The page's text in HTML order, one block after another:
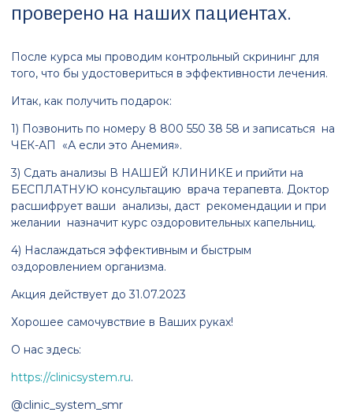
проверено на наших пациентах.
После курса мы проводим контрольный скрининг для
того, что бы удостовериться в эффективности лечения.
Итак, как получить подарок:
1) Позвонить по номеру 8 800 550 38 58 и записаться на
ЧЕК-АП «А если это Анемия».
3) Сдать анализы В НАШЕЙ КЛИНИКЕ и прийти на
БЕСПЛАТНУЮ консультацию врача терапевта. Доктор
расшифрует ваши анализы, даст рекомендации и при
желании назначит курс оздоровительных капельниц.
4) Наслаждаться эффективным и быстрым
оздоровлением организма.
Акция действует до 31.07.2023
Хорошее самочувствие в Ваших руках!
О нас здесь:
https://clinicsystem.ru.
@clinic_system_smr